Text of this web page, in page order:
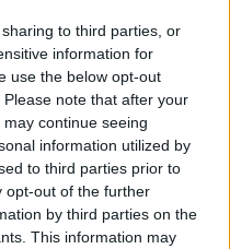
to third parties, or
information for
use the below opt-out
note that after your
continue seeing
information utilized by
to third parties prior to
opt-out of the further
by third parties on the
This information may